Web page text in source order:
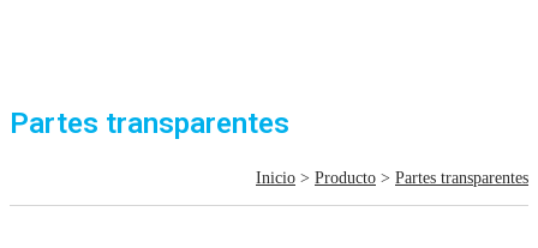
Partes transparentes
Inicio > Producto > Partes transparentes